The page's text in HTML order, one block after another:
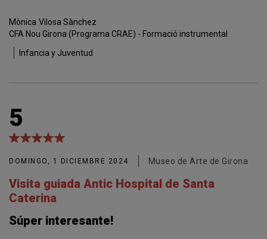
Mònica Vilosa Sànchez
CFA Nou Girona (Programa CRAE) - Formació instrumental
Infancia y Juventud
5
DOMINGO, 1 DICIEMBRE 2024 Museo de Arte de Girona
Visita guiada Antic Hospital de Santa
Caterina
Súper interesante!